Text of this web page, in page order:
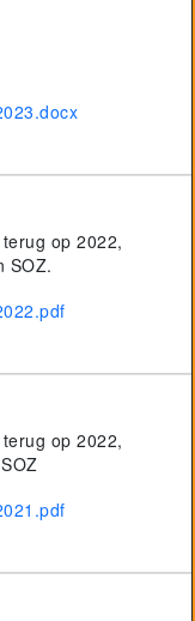
op 2022,
SOZ.
op 2022,